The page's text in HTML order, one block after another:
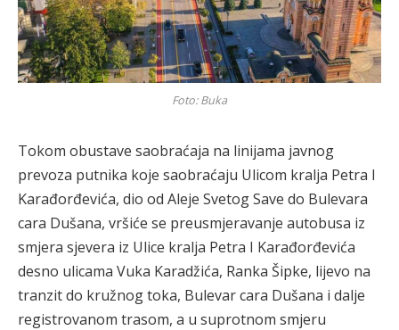
Foto: Buka
Tokom obustave saobraćaja na linijama javnog
prevoza putnika koje saobraćaju Ulicom kralja Petra I
Karađorđevića, dio od Aleje Svetog Save do Bulevara
cara Dušana, vršiće se preusmjeravanje autobusa iz
smjera sjevera iz Ulice kralja Petra I Karađorđevića
desno ulicama Vuka Karadžića, Ranka Šipke, lijevo na
tranzit do kružnog toka, Bulevar cara Dušana i dalje
registrovanom trasom, a u suprotnom smjeru